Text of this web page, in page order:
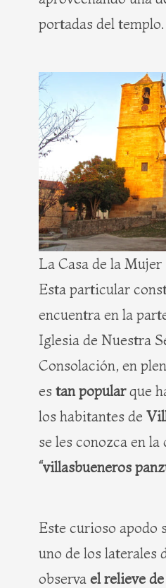
portadas del templo.
La Casa de la Mujer
Esta particular
encuentra en la
Iglesia de Nuestra
Consolación, en
es tan popularque
los habitantes de
se les conozca en
“villasbueneros
Este curioso apodo
uno de los laterales
observa el relieve